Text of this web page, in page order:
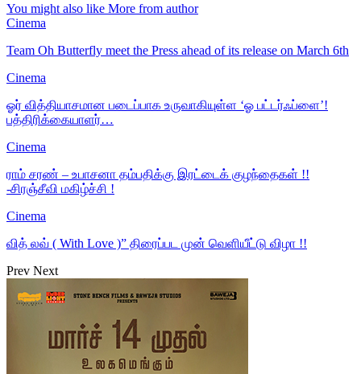
You might also like More from author
Cinema
Team Oh Butterfly meet the Press ahead of its release on March 6th
Cinema
ஓர் வித்தியாசமான படைப்பாக உருவாகியுள்ள ‘ஓ பட்டர்ஃப்ளை’!
பத்திரிக்கையாளர்…
Cinema
ராம் சரண் – உபாசனா தம்பதிக்கு இரட்டைக் குழந்தைகள் !!
-சிரஞ்சீவி மகிழ்ச்சி !
Cinema
வித் லவ் ( With Love )” திரைப்பட முன் வெளியீட்டு விழா !!
Prev Next